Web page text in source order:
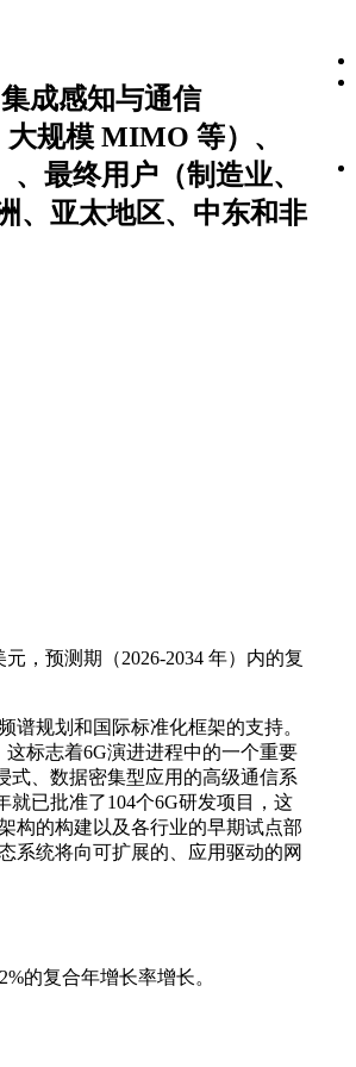
成感知与通信
规模 MIMO 等）、
最终用户（制造业、
、亚太地区、中东和非
，预测期（2026-2034 年）内的复
规划和国际标准化框架的支持。
标志着6G演进进程中的一个重要
式、数据密集型应用的高级通信系
已批准了104个6G研发项目，这
构的构建以及各行业的早期试点部
系统将向可扩展的、应用驱动的网
的复合年增长率增长。